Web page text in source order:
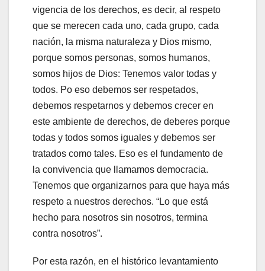
vigencia de los derechos, es decir, al respeto
que se merecen cada uno, cada grupo, cada
nación, la misma naturaleza y Dios mismo,
porque somos personas, somos humanos,
somos hijos de Dios: Tenemos valor todas y
todos. Po eso debemos ser respetados,
debemos respetarnos y debemos crecer en
este ambiente de derechos, de deberes porque
todas y todos somos iguales y debemos ser
tratados como tales. Eso es el fundamento de
la convivencia que llamamos democracia.
Tenemos que organizarnos para que haya más
respeto a nuestros derechos. “Lo que está
hecho para nosotros sin nosotros, termina
contra nosotros”.
Por esta razón, en el histórico levantamiento